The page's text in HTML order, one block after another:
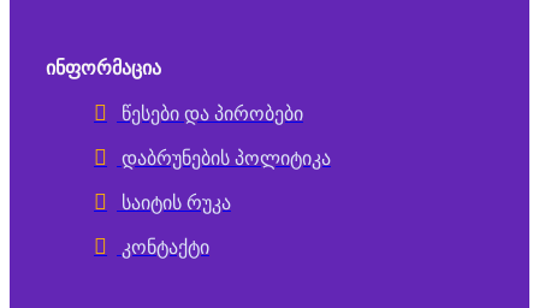
ᲘᲜᲤᲝᲠᲛᲐᲪᲘᲐ
წესები და პირობები
დაბრუნების პოლიტიკა
საიტის რუკა
კონტაქტი